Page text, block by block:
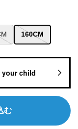
160CM
む
your child